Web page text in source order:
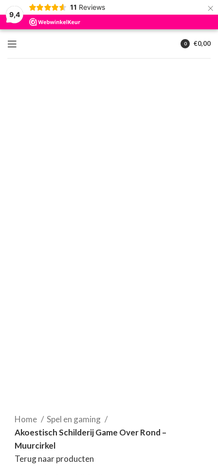
9,4
11 Reviews ×
0
€0,00
Home
Spel en gaming
Akoestisch Schilderij Game Over Rond –
Muurcirkel
Terug naar producten